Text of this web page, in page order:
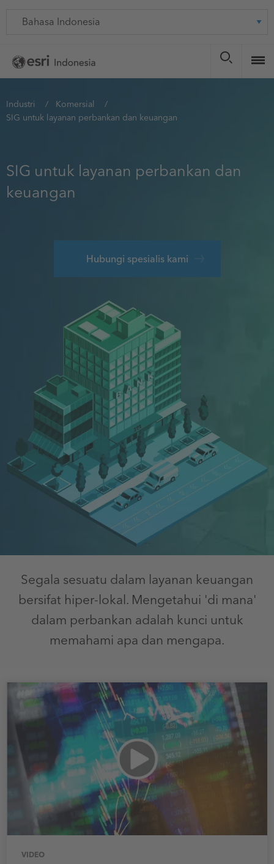
content
Language
You
are
Industri
Komersial
SIG untuk layanan perbankan dan keuangan
SIG untuk layanan perbankan dan
keuangan
Hubungi spesialis kami
Segala sesuatu dalam layanan keuangan
bersifat hiper-lokal. Mengetahui 'di mana'
dalam perbankan adalah kunci untuk
memahami apa dan mengapa.
VIDEO